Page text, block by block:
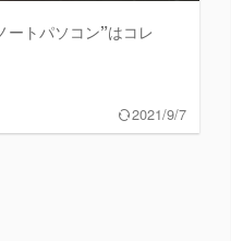
ートパソコン”はコレ
2021/9/7